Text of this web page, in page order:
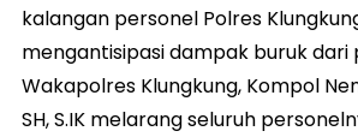
kalangan personel Polres
mengantisipasi dampak buruk dari
Wakapolres Klungkung, Kompol
SH, S.IK melarang seluruh